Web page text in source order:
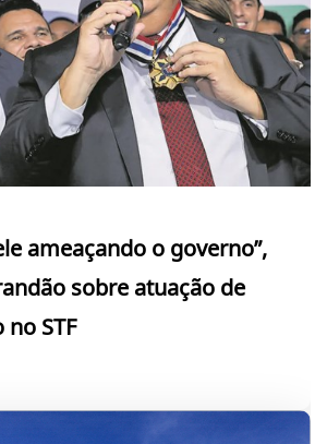
ameaçando o governo”,
sobre atuação de
no STF